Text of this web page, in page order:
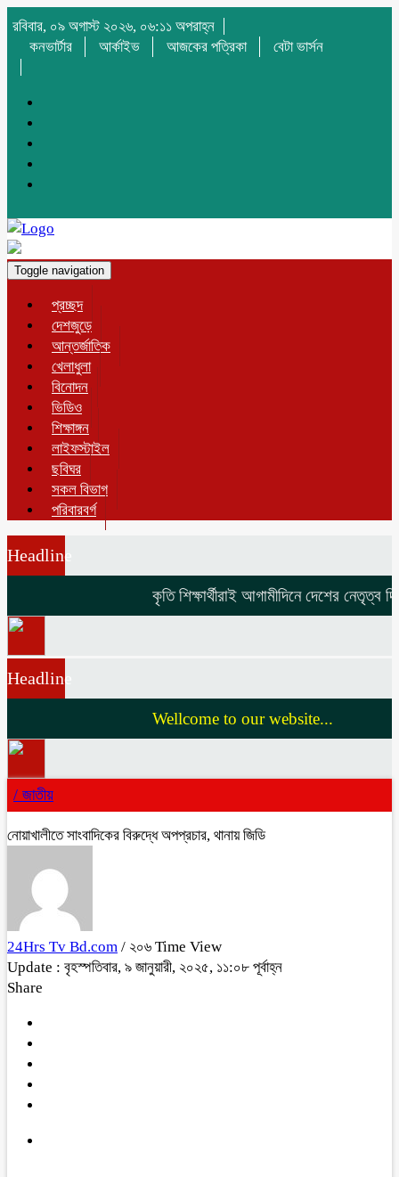
রবিবার, ০৯ অগাস্ট ২০২৬, ০৬:১১ অপরাহ্ন
কনভার্টার
আর্কাইভ আজকের পত্রিকা বেটা ভার্সন
Toggle navigation
প্রচ্ছদ
দেশজুড়ে
আন্তর্জাতিক
খেলাধুলা
বিনোদন
ভিডিও
শিক্ষাঙ্গন
লাইফস্টাইল
ছবিঘর
সকল বিভাগ
পরিবারবর্গ
Headline
কৃতি শিক্ষার্থীরাই আগামীদিনে দেশের নেতৃত্ব
Headline
Wellcome to our website...
/ জাতীয়
নোয়াখালীতে সাংবাদিকের বিরুদ্ধে অপপ্রচার, থানায় জিডি
24Hrs Tv Bd.com / ২০৬ Time View
Update : বৃহস্পতিবার, ৯ জানুয়ারী, ২০২৫, ১১:০৮ পূর্বাহ্ন
Share